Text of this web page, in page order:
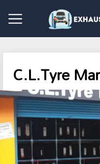
C.L.Tyre